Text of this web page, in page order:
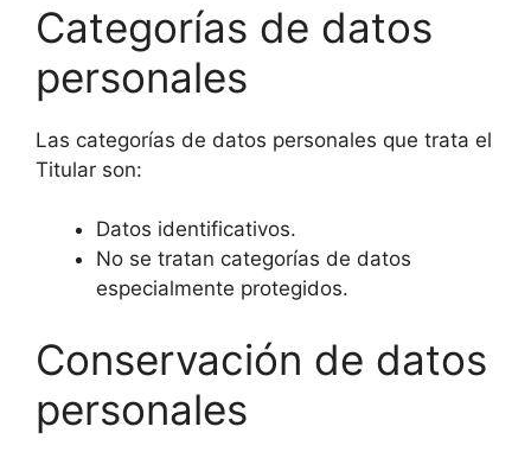
Categorías de datos
personales
Las categorías de datos personales que trata el
Titular son:
Datos identificativos.
No se tratan categorías de datos
especialmente protegidos.
Conservación de datos
personales